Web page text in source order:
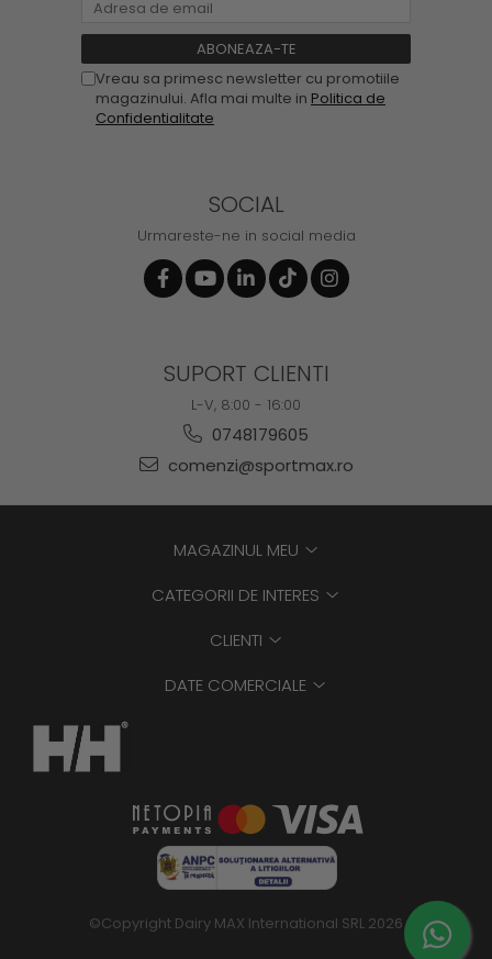
Vreau sa primesc newsletter cu promotiile
magazinului. Afla mai multe in Politica de
Confidentialitate
SOCIAL
Urmareste-ne in social media
SUPORT CLIENTI
L-V, 8:00 - 16:00
0748179605
comenzi@sportmax.ro
MAGAZINUL MEU
CATEGORII DE INTERES
CLIENTI
DATE COMERCIALE
©Copyright Dairy MAX International SRL 2026